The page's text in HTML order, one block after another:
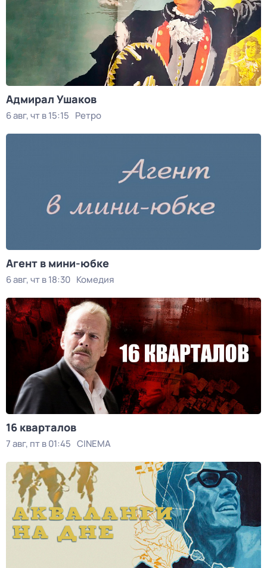
Адмирал Ушаков
6 авг, чт в 15:15 Ретро
Агент в мини-юбке
6 авг, чт в 18:30 Комедия
16 кварталов
7 авг, пт в 01:45 CINEMA